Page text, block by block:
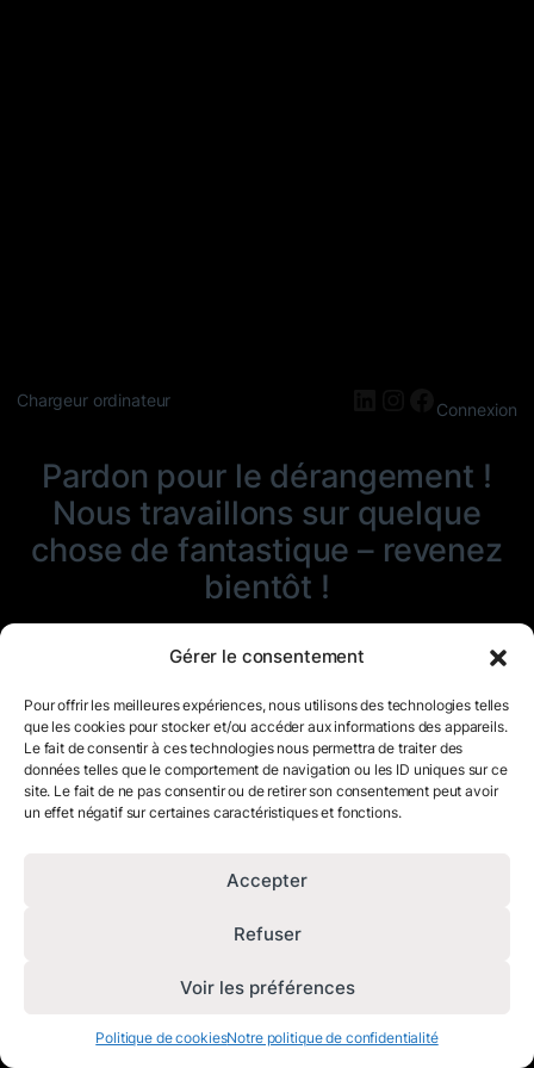
Gérer le consentement
Pour offrir les meilleures expériences, nous utilisons des technologies telles
que les cookies pour stocker et/ou accéder aux informations des appareils.
Le fait de consentir à ces technologies nous permettra de traiter des
données telles que le comportement de navigation ou les ID uniques sur ce
site. Le fait de ne pas consentir ou de retirer son consentement peut avoir
un effet négatif sur certaines caractéristiques et fonctions.
Accepter
Refuser
Voir les préférences
Politique de cookiesNotre politique de confidentialité
Chargeur ordinateur LinkedIn
Instagram
Connexion
Pardon pour le dérangement !
Nous travaillons sur quelque
chose de fantastique – revenez
bientôt !